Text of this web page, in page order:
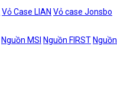
Vỏ Case LIAN Vỏ case Jonsbo
Nguồn MSI Nguồn FIRST Nguồn